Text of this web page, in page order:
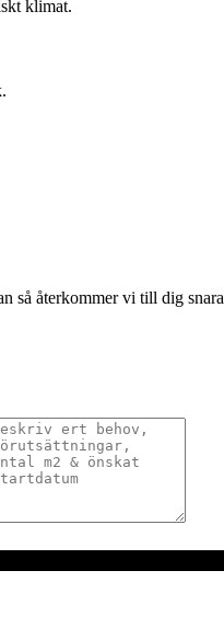
klimat.
så återkommer vi till dig